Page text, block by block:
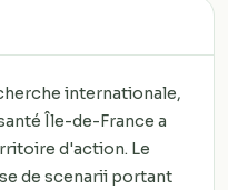
internationale,
Île-de-France a
d'action. Le
de scenarii portant